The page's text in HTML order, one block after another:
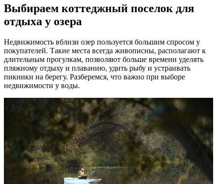
Выбираем коттеджный поселок для
отдыха у озера
Недвижимость вблизи озер пользуется большим спросом у
покупателей. Такие места всегда живописны, располагают к
длительным прогулкам, позволяют больше времени уделять
пляжному отдыху и плаванию, удить рыбу и устраивать
пикники на берегу. Разберемся, что важно при выборе
недвижимости у воды.